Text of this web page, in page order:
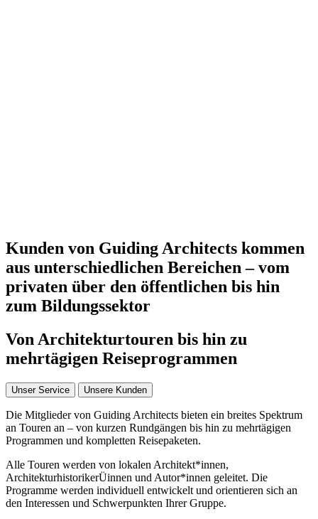
Kunden von Guiding Architects kommen
aus unterschiedlichen Bereichen – vom
privaten über den öffentlichen bis hin
zum Bildungssektor
Von Architekturtouren bis hin zu
mehrtägigen Reiseprogrammen
Unser Service Unsere Kunden
Die Mitglieder von Guiding Architects bieten ein breites Spektrum
an Touren an – von kurzen Rundgängen bis hin zu mehrtägigen
Programmen und kompletten Reisepaketen.
Alle Touren werden von lokalen Architekt*innen,
ArchitekturhistorikerÜinnen und Autor*innen geleitet. Die
Programme werden individuell entwickelt und orientieren sich an
den Interessen und Schwerpunkten Ihrer Gruppe.